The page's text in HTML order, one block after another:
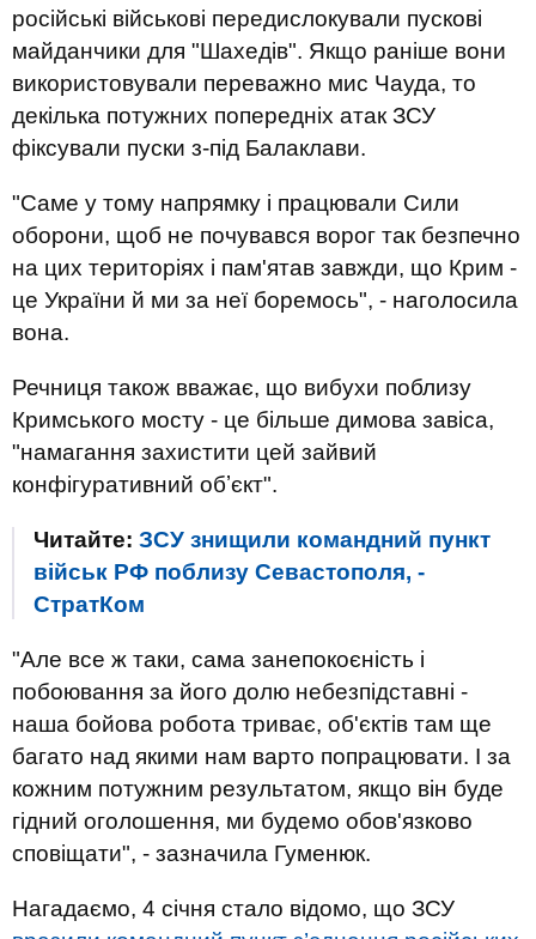
російські військові передислокували пускові
майданчики для "Шахедів". Якщо раніше вони
використовували переважно мис Чауда, то
декілька потужних попередніх атак ЗСУ
фіксували пуски з-під Балаклави.
"Саме у тому напрямку і працювали Сили
оборони, щоб не почувався ворог так безпечно
на цих територіях і пам'ятав завжди, що Крим -
це України й ми за неї боремось", - наголосила
вона.
Речниця також вважає, що вибухи поблизу
Кримського мосту - це більше димова завіса,
"намагання захистити цей зайвий
конфігуративний обʼєкт".
Читайте: ЗСУ знищили командний пункт
військ РФ поблизу Севастополя, -
СтратКом
"Але все ж таки, сама занепокоєність і
побоювання за його долю небезпідставні -
наша бойова робота триває, об'єктів там ще
багато над якими нам варто попрацювати. І за
кожним потужним результатом, якщо він буде
гідний оголошення, ми будемо обов'язково
сповіщати", - зазначила Гуменюк.
Нагадаємо, 4 січня стало відомо, що ЗСУ